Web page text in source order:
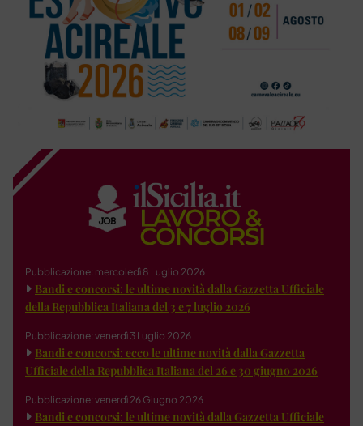
Pubblicazione: mercoledì 8 Luglio 2026
Bandi e concorsi: le ultime novità dalla Gazzetta Ufficiale
della Repubblica Italiana del 3 e 7 luglio 2026
Pubblicazione: venerdì 3 Luglio 2026
Bandi e concorsi: ecco le ultime novità dalla Gazzetta
Ufficiale della Repubblica Italiana del 26 e 30 giugno 2026
Pubblicazione: venerdì 26 Giugno 2026
Bandi e concorsi: le ultime novità dalla Gazzetta Ufficiale